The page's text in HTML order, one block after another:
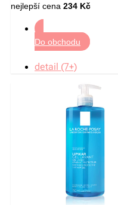
nejlepší cena 234 Kč
Do obchodu
detail (7+)